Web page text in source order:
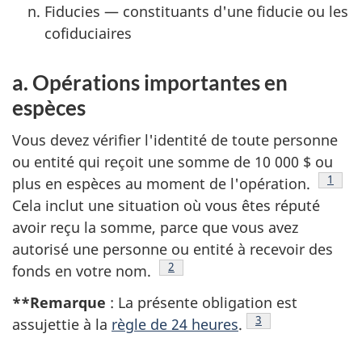
Fiducies — constituants d'une fiducie ou les
cofiduciaires
a. Opérations importantes en
espèces
Vous devez vérifier l'identité de toute personne
ou entité qui reçoit une somme de 10 000 $ ou
plus en espèces au moment de l'opération.
Note
1
Cela inclut une situation où vous êtes réputé
avoir reçu la somme, parce que vous avez
autorisé une personne ou entité à recevoir des
fonds en votre nom.
Note de bas de page
2
**Remarque : La présente obligation est
assujettie à la règle de 24 heures. Note de bas de
3